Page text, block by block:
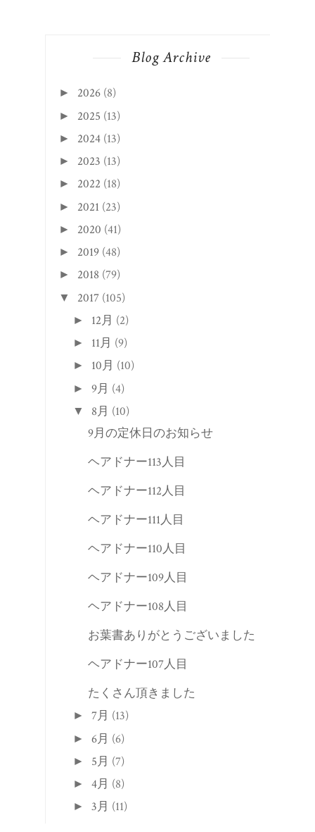
► 2026 (8)
► 2025 (13)
► 2024 (13)
► 2023 (13)
► 2022 (18)
► 2021 (23)
► 2020 (41)
► 2019 (48)
► 2018 (79)
2017(105)
► 12月 (2)
► 11月 (9)
►10月(10)
► 9月 (4)
▼ 8月(10)
9月の定休日のお知らせ
ヘアドナー113人目
ヘアドナー112人目
ヘアドナー111人目
ヘアドナー110人目
ヘアドナー109人目
ヘアドナー108人目
お葉書ありがとうございました
ヘアドナー107人目
たくさん頂きました
►7月 (13)
► 6月 (6)
►5月 (7)
►4月 (8)